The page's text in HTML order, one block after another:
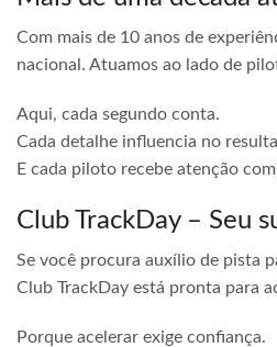
Com mais de 10 anos de
nacional. Atuamos ao lado de
Aqui, cada segundo conta.
Cada detalhe influencia no
E cada piloto recebe atenção
Club TrackDay – Seu
Se você procura auxílio de pista
Club TrackDay está pronta para
Porque acelerar exige confiança.